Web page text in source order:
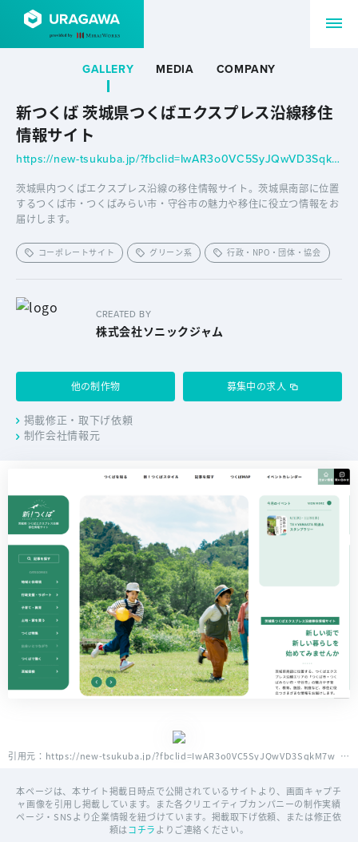
GALLERY MEDIA COMPANY
新つくば 茨城県つくばエクスプレス沿線移住
情報サイト
https://new-tsukuba.jp/?fbclid=IwAR3o0VC5SyJQwVD3SqkM7w_PvGaG1EP0qf8Mf8MCNTH8n868kbCqRM2jg_4
茨城県内つくばエクスプレス沿線の移住情報サイト。茨城県南部に位置
するつくば市・つくばみらい市・守谷市の魅力や移住に役立つ情報をお
届けします。
コーポレートサイト グリーン系 行政・NPO・団体・協会
CREATED BY
株式会社ソニックジャム
他の制作物 募集中の求人
掲載修正・取下げ依頼
制作会社情報元
引用元：https://new-tsukuba.jp/?fbclid=IwAR3o0VC5SyJQwVD3SqkM7w_PvGaG1EP0qf8Mf8MCNTH8n868kbCqRM2jg_4
本ページは、本サイト掲載日時点で公開されているサイトより、画面キャプチ
ャ画像を引用し掲載しています。また各クリエイティブカンパニーの制作実績
ページ・SNSより企業情報を紐づけています。掲載取下げ依頼、または修正依
頼はコチラよりご連絡ください。